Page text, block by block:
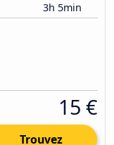
3h 5min
15 €
Trouvez